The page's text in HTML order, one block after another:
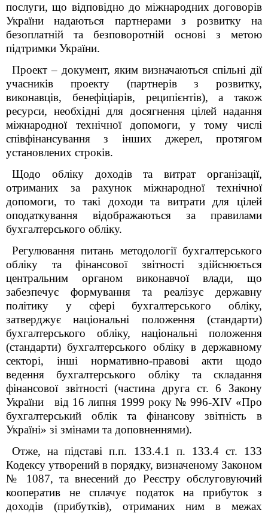
послуги, що відповідно до міжнародних договорів
України надаються партнерами з розвитку на
безоплатній та безповоротній основі з метою
підтримки України.
Проект – документ, яким визначаються спільні дії
учасників проекту (партнерів з розвитку,
виконавців, бенефіціарів, реципієнтів), а також
ресурси, необхідні для досягнення цілей надання
міжнародної технічної допомоги, у тому числі
співфінансування з інших джерел, протягом
установлених строків.
Щодо обліку доходів та витрат організації,
отриманих за рахунок міжнародної технічної
допомоги, то такі доходи та витрати для цілей
оподаткування відображаються за правилами
бухгалтерського обліку.
Регулювання питань методології бухгалтерського
обліку та фінансової звітності здійснюється
центральним органом виконавчої влади, що
забезпечує формування та реалізує державну
політику у сфері бухгалтерського обліку,
затверджує національні положення (стандарти)
бухгалтерського обліку, національні положення
(стандарти) бухгалтерського обліку в державному
секторі, інші нормативно-правові акти щодо
ведення бухгалтерського обліку та складання
фінансової звітності (частина друга ст. 6 Закону
України від 16 липня 1999 року № 996-XIV «Про
бухгалтерський облік та фінансову звітність в
Україні» зі змінами та доповненнями).
Отже, на підставі п.п. 133.4.1 п. 133.4 ст. 133
Кодексу утворений в порядку, визначеному Законом
№ 1087, та внесений до Реєстру обслуговуючий
кооператив не сплачує податок на прибуток з
доходів (прибутків), отриманих ним в межах